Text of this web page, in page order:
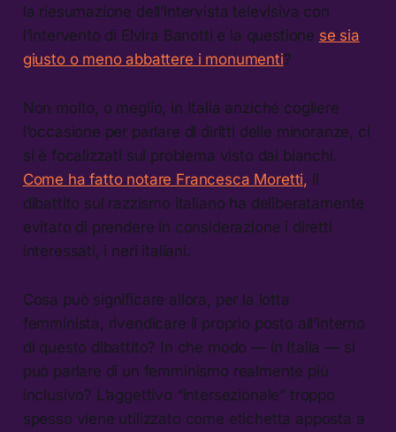
la riesumazione dell’intervista televisiva con
l’intervento di Elvira Banotti e la questione se sia
giusto o meno abbattere i monumenti?
Non molto, o meglio, in Italia anziché cogliere
l’occasione per parlare di diritti delle minoranze, ci
si è focalizzati sul problema visto dai bianchi.
Come ha fatto notare Francesca Moretti, il
dibattito sul razzismo italiano ha deliberatamente
evitato di prendere in considerazione i diretti
interessati, i neri italiani.
Cosa può significare allora, per la lotta
femminista, rivendicare il proprio posto all’interno
di questo dibattito? In che modo — in Italia — si
può parlare di un femminismo realmente più
inclusivo? L’aggettivo “intersezionale” troppo
spesso viene utilizzato come etichetta apposta a